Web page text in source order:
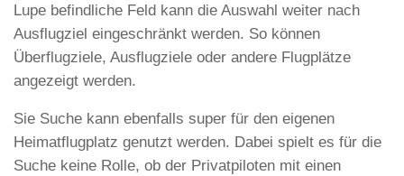
Lupe befindliche Feld kann die Auswahl weiter nach
Ausflugziel eingeschränkt werden. So können
Überflugziele, Ausflugziele oder andere Flugplätze
angezeigt werden.
Sie Suche kann ebenfalls super für den eigenen
Heimatflugplatz genutzt werden. Dabei spielt es für die
Suche keine Rolle, ob der Privatpiloten mit einen